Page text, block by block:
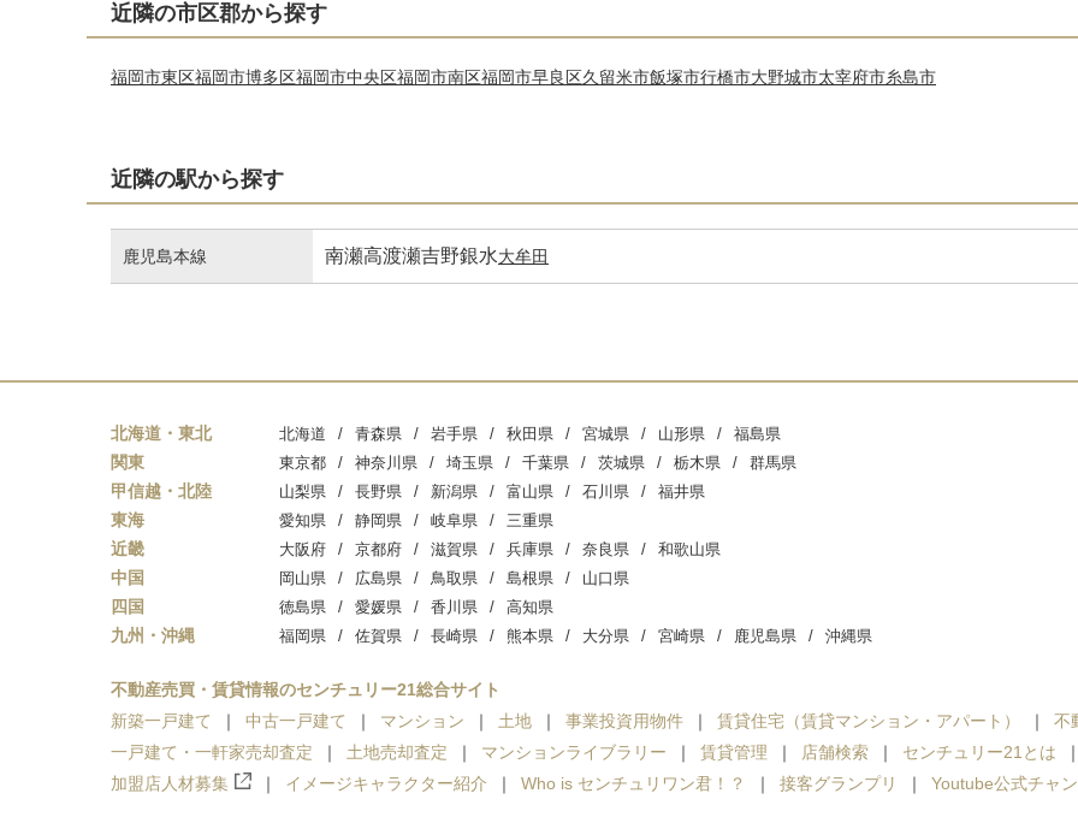
近隣の市区郡から探す
福岡市東区福岡市博多区福岡市中央区福岡市南区福岡市早良区久留米市飯塚市行橋市大野城市太宰府市糸島市
近隣の駅から探す
鹿児島本線 南瀬高渡瀬吉野銀水大牟田
北海道・東北 北海道 青森県 岩手県 秋田県 宮城県 山形県 福島県
関東 東京都 神奈川県 埼玉県 千葉県 茨城県 栃木県 群馬県
甲信越・北陸 山梨県 長野県 新潟県 富山県 石川県 福井県
東海 愛知県 静岡県 岐阜県 三重県
近畿 大阪府 京都府 滋賀県 兵庫県 奈良県 和歌山県
中国 岡山県 広島県 鳥取県 島根県 山口県
四国 徳島県 愛媛県 香川県 高知県
九州・沖縄 福岡県 佐賀県 長崎県 熊本県 大分県 宮崎県 鹿児島県 沖縄県
不動産売買・賃貸情報のセンチュリー21総合サイト
新築一戸建て
中古一戸建て マンション 土地 事業投資用物件 賃貸住宅（賃貸マンション・アパート）
不
一戸建て・一軒家売却査定
土地売却査定 マンションライブラリー 賃貸管理 店舗検索
センチュリー21とは
加盟店人材募集
イメージキャラクター紹介 Who is センチュリワン君！？ 接客グランプリ Youtube公式チャ